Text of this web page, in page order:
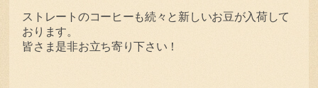
ストレートのコーヒーも続々と新しいお豆が入荷して
おります。
皆さま是非お立ち寄り下さい！